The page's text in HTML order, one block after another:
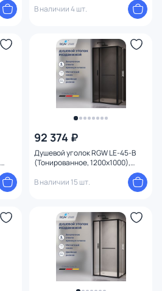
В наличии 4 шт.
92 374 ₽
Душевой уголок RGW LE-45-B
(Тонированное, 1200x1000),
В наличии 15 шт.